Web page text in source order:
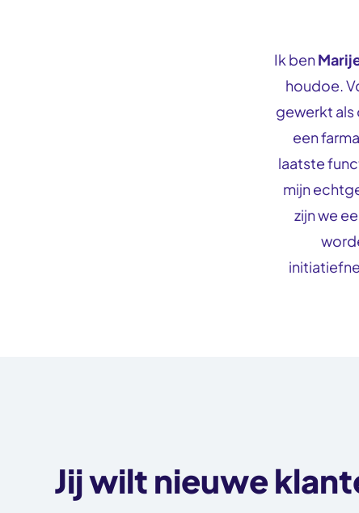
Ik ben
houdoe.
gewerkt als
een
laatste
mijn
zijn we
Jij wilt nieuwe